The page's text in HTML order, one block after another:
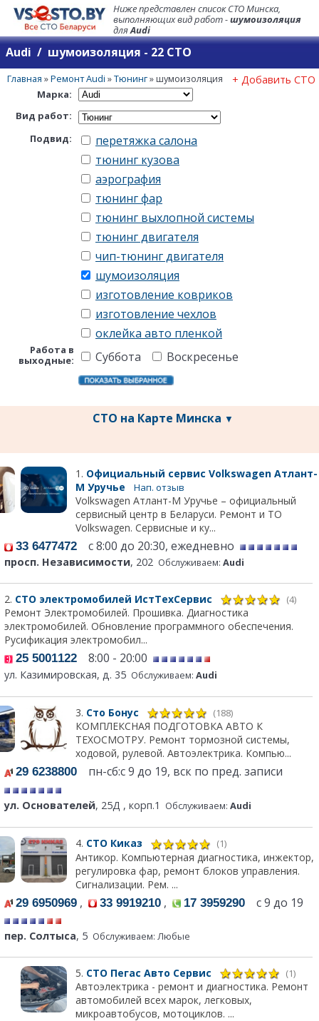
Ниже представлен список СТО Минска,
выполняющих вид работ -шумоизоляция
дляAudi
Audi / шумоизоляция - 22 СТО
Главная »Ремонт Audi »Тюнинг»шумоизоляция + Добавить СТО
Марка:
Вид работ:
Подвид:
перетяжка салона
тюнинг кузова
аэрография
тюнинг фар
тюнинг выхлопной системы
тюнинг двигателя
чип-тюнинг двигателя
шумоизоляция
изготовление ковриков
изготовление чехлов
оклейка авто пленкой
Работа в
выходные:
Суббота Воскресенье
СТО на Карте Минска ▼
1. Официальный сервис Volkswagen Атлант-
М Уручье
Нап. отзыв
Volkswagen Атлант-М Уручье – официальный
сервисный центр в Беларуси. Ремонт и ТО
Volkswagen. Сервисные и ку...
33 6477472 с 8:00 до 20:30, ежедневно
просп. Независимости, 202 Обслуживаем: Audi
2. СТО электромобилей ИстТехСервис (4)
Ремонт Электромобилей. Прошивка. Диагностика
электромобилей. Обновление программного обеспечения.
Русификация электромобил...
25 5001122 8:00 - 20:00
ул. Казимировская, д. 35 Обслуживаем: Audi
3. Сто Бонус (188)
КОМПЛЕКСНАЯ ПОДГОТОВКА АВТО К
ТЕХОСМОТРУ. Ремонт тормозной системы,
ходовой, рулевой. Автоэлектрика. Компью...
29 6238800 пн-сб:с 9 до 19, вск по пред. записи
ул. Основателей, 25Д , корп.1 Обслуживаем: Audi
4. СТО Киказ (1)
Антикор. Компьютерная диагностика, инжектор,
регулировка фар, ремонт блоков управления.
Сигнализации. Рем. ...
29 6950969 , 33 9919210 , 17 3959290 с 9 до 19
пер. Солтыса, 5 Обслуживаем: Любые
5. СТО Пегас Авто Сервис (1)
Автоэлектрика - ремонт и диагностика. Ремонт
автомобилей всех марок, легковых,
микроавтобусов, мотоциклов. ...